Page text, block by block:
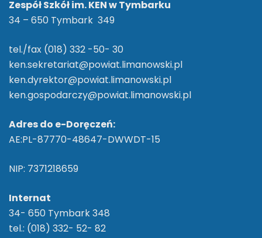
Zespół Szkół im. KEN w Tymbarku
34 – 650 Tymbark 349
tel./fax (018) 332 -50- 30
ken.sekretariat@powiat.limanowski.pl
ken.dyrektor@powiat.limanowski.pl
ken.gospodarczy@powiat.limanowski.pl
Adres do e-Doręczeń:
AE:PL-87770-48647-DWWDT-15
NIP: 7371218659
Internat
34- 650 Tymbark 348
tel.: (018) 332- 52- 82